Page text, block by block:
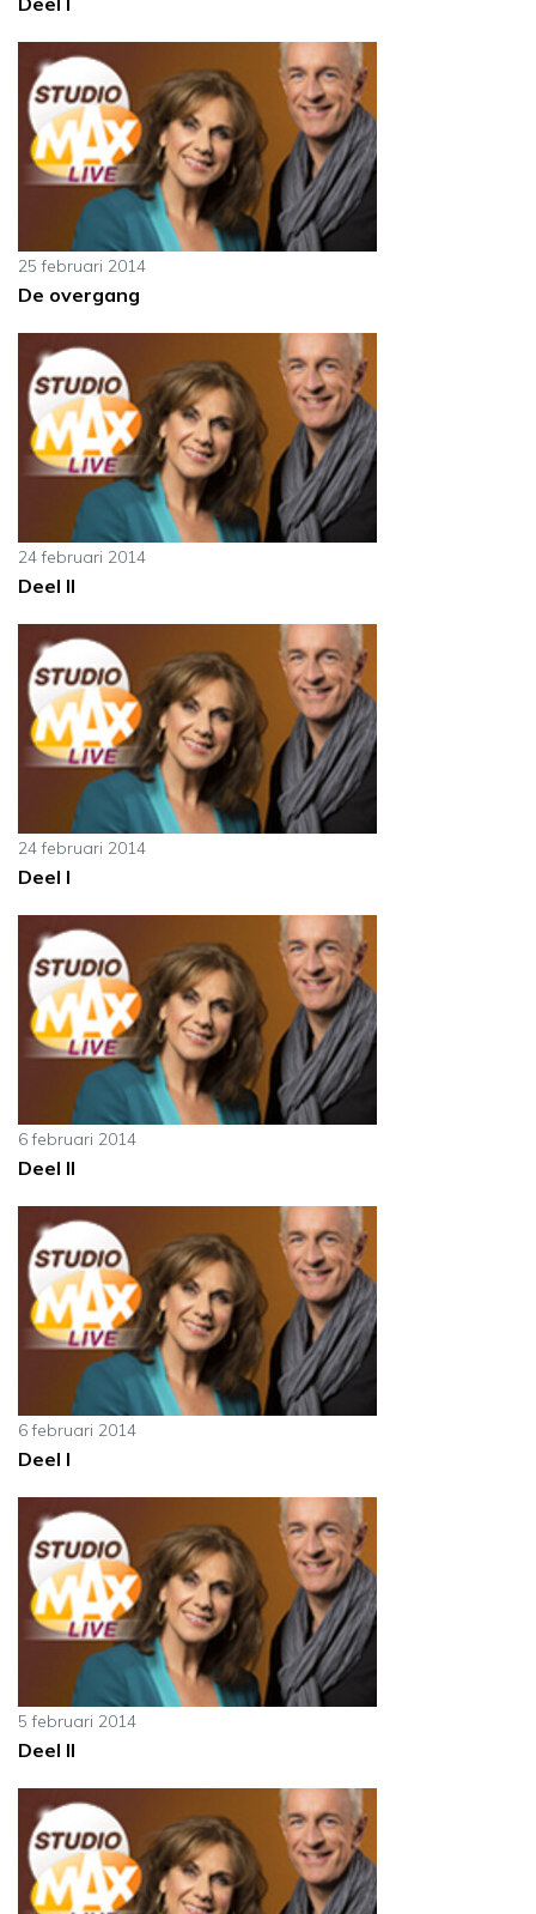
25 februari 2014
De overgang
24 februari 2014
Deel II
24 februari 2014
Deel I
6 februari 2014
Deel II
6 februari 2014
Deel I
5 februari 2014
Deel II